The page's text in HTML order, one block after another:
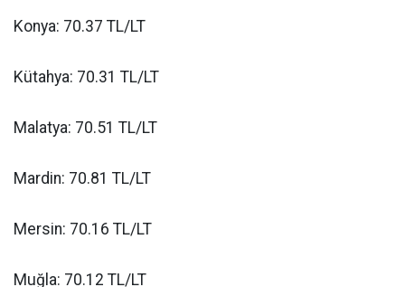
Konya: 70.37 TL/LT
Kütahya: 70.31 TL/LT
Malatya: 70.51 TL/LT
Mardin: 70.81 TL/LT
Mersin: 70.16 TL/LT
Muğla: 70.12 TL/LT